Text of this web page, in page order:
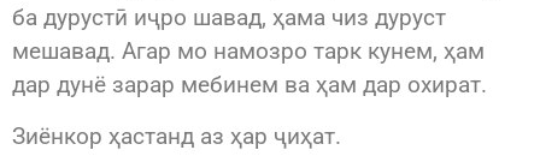
ба дурустӣ иҷро шавад, ҳама чиз дуруст
мешавад. Агар мо намозро тарк кунем, ҳам
дар дунё зарар мебинем ва ҳам дар охират.
Зиёнкор ҳастанд аз ҳар ҷиҳат.